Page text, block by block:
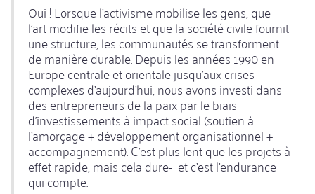
Oui ! Lorsque l'activisme mobilise les gens, que
l'art modifie les récits et que la société civile fournit
une structure, les communautés se transforment
de manière durable. Depuis les années 1990 en
Europe centrale et orientale jusqu'aux crises
complexes d'aujourd'hui, nous avons investi dans
des entrepreneurs de la paix par le biais
d'investissements à impact social (soutien à
l'amorçage + développement organisationnel +
accompagnement). C'est plus lent que les projets à
effet rapide, mais cela dure- et c'est l'endurance
qui compte.